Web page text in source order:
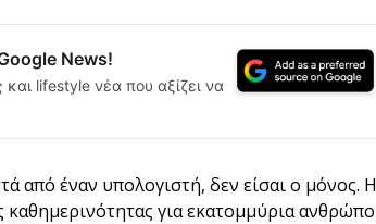
News!
lifestyle νέα που αξίζει να
από έναν υπολογιστή, δεν είσαι ο μόνος. Η
καθημερινότητας για εκατομμύρια